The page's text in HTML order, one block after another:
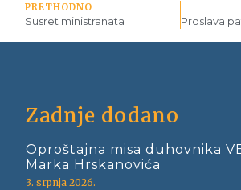
PRETHODNO
Susret ministranata
Zadnje dodano
Oproštajna misa duhovnika
Marka Hrskanovića
3. srpnja 2026.